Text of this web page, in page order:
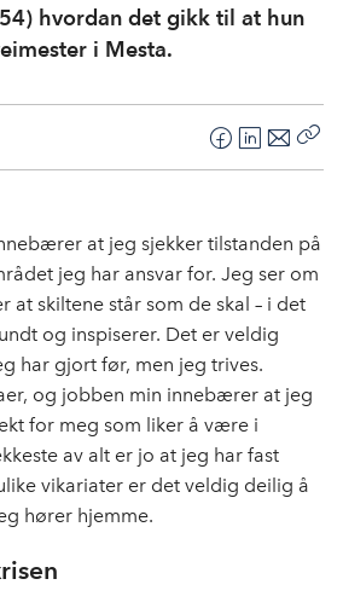
hvordan det gikk til at hun
i Mesta.
F
a
e
b
L
i
k
e
d
E
-
o
s
t
at jeg sjekker tilstanden på
jeg har ansvar for. Jeg ser om
at skiltene står som de skal – i det
og inspiserer. Det er veldig
har gjort før, men jeg trives.
og jobben min innebærer at jeg
for meg som liker å være i
av alt er jo at jeg har fast
vikariater er det veldig deilig å
hører hjemme.